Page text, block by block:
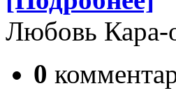
Любовь Кара-
0